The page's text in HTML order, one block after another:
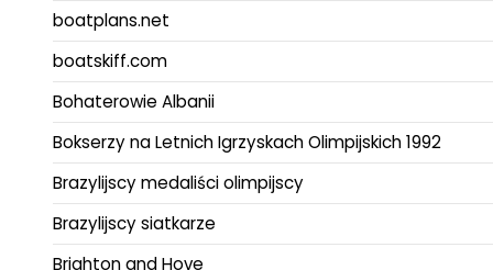
boatplans.net
boatskiff.com
Bohaterowie Albanii
Bokserzy na Letnich Igrzyskach Olimpijskich 1992
Brazylijscy medaliści olimpijscy
Brazylijscy siatkarze
Brighton and Hove